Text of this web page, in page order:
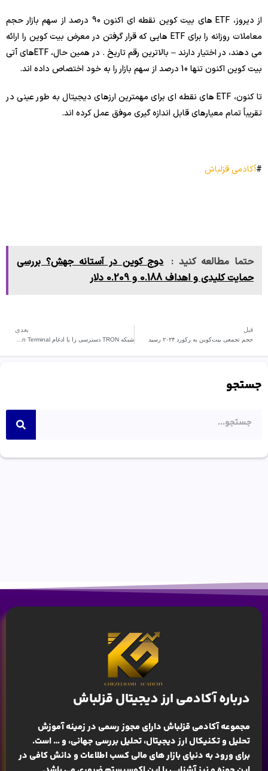
از دیروز، ETF های بیت کوین نقطه ای اکنون 90 درصد از سهم بازار حجم
معاملات روزانه را برای ETF هایی که قرار گرفتن در معرض بیت کوین را ارائه
می دهند، در اختیار دارند – بالاترین رقم تاریخ . در همین حال، ETFهای آتی
بیت کوین اکنون تنها 10 درصد از سهم بازار را به خود اختصاص داده اند.
تا کنون، ETF های نقطه ای برای مهمترین ارزهای دیجیتال به طور عینی در
تقریباً تمام معیارهای قابل اندازه گیری موفق عمل کرده اند.
#آکادمی قزلباش
حتما مطالعه کنید : دوج کوین در آستانه جهش؟ بررسی
حمایت کلیدی و اهداف 0.188 و 0.209 دلار
قبل
حجم تجمعی بیت‌کوین به رکورد ۲۰۲۴ رسید
بعدی
شبکه TRON دسترسی را با ادغام Token Terminal افزایش می دهد.
جستجو
درباره آکادمی ارز دیجیتال قزلباش
مجموعه آکادمی قزلباش دارای مجوز رسمی در زمینهآموزش
تحلیل و تکنیکال ارز دیجیتال، تحلیل بررسی جهانی، و … است.
برای ورود به دنیای بازار های مالی کسب اطلاعات و دانش کافی در